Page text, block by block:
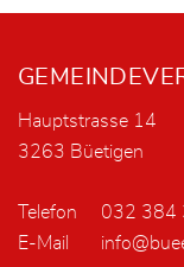
Hauptstrasse 14
3263 Büetigen
Telefon
032 384
E-Mail